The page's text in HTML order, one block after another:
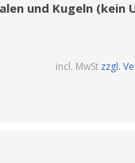
und Kugeln (kein
incl. MwSt zzgl.